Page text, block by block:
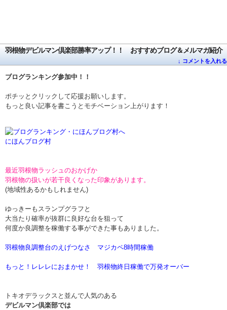
羽根物デビルマン倶楽部勝率アップ！！ おすすめブログ＆メルマガ紹介
↓ コメントを入れる
ブログランキング参加中！！
ポチッとクリックして応援お願いします。
もっと良い記事を書こうとモチベーション上がります！
にほんブログ村
最近羽根物ラッシュのおかげか
羽根物の扱いが若干良くなった印象があります。
(地域性あるかもしれません)
ゆっきーもスランプグラフと
大当たり確率が抜群に良好な台を狙って
何度か良調整を稼働する事ができた事もありました。
羽根物良調整台のえげつなさ マジカペ8時間稼働
もっと！レレレにおまかせ！ 羽根物終日稼働で万発オーバー
トキオデラックスと並んで人気のある
デビルマン倶楽部では